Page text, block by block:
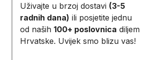
Uživajte u brzoj dostavi (3-5
radnih dana) ili posjetite jednu
od naših 100+ poslovnica diljem
Hrvatske. Uvijek smo blizu vas!